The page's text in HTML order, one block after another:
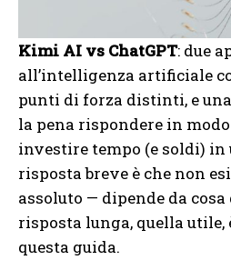
Kimi AI vs ChatGPT: due
all’intelligenza artificiale
punti di forza distinti, e
la pena rispondere in
investire tempo (e soldi) in
risposta breve è che non
assoluto — dipende da cosa
risposta lunga, quella
questa guida.